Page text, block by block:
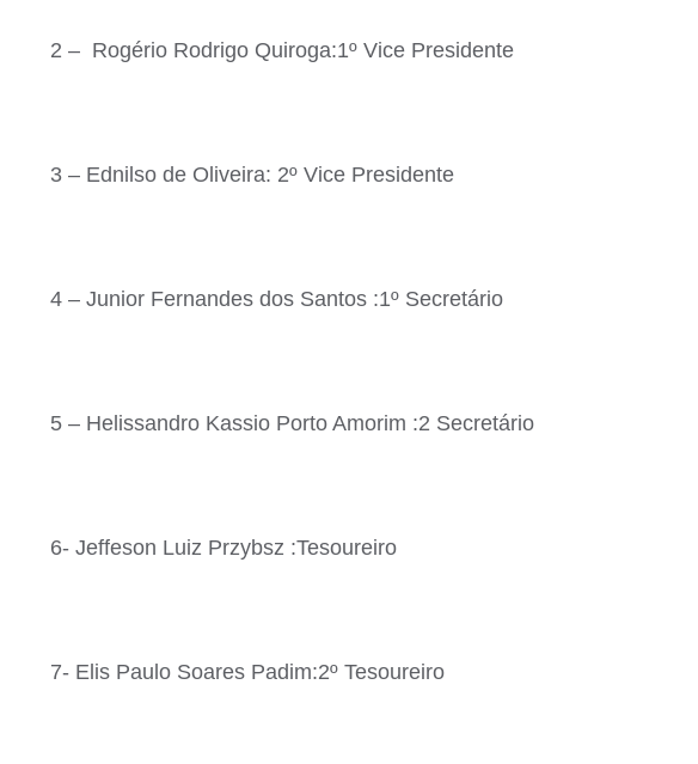
2 – Rogério Rodrigo Quiroga:1º Vice Presidente
3 – Ednilso de Oliveira: 2º Vice Presidente
4 – Junior Fernandes dos Santos :1º Secretário
5 – Helissandro Kassio Porto Amorim :2 Secretário
6- Jeffeson Luiz Przybsz :Tesoureiro
7- Elis Paulo Soares Padim:2º Tesoureiro